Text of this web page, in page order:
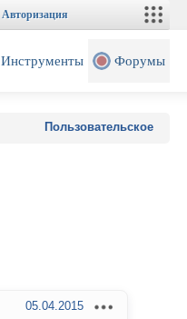
Авторизация
Инструменты Форумы
Пользовательское
05.04.2015